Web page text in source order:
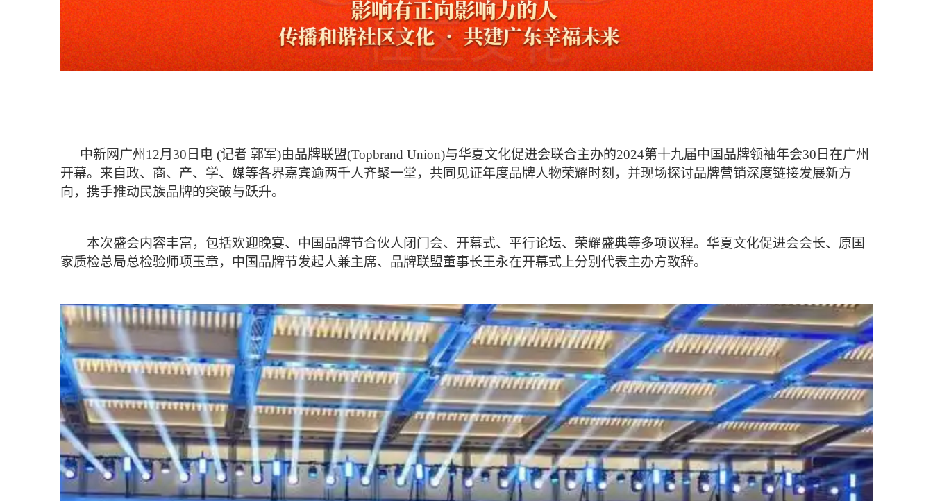
中新网广州12月30日电 (记者 郭军)由品牌联盟(Topbrand Union)与华夏文化促进会联合主办的2024第十九届中国品牌领袖年会30日在广州
开幕。来自政、商、产、学、媒等各界嘉宾逾两千人齐聚一堂，共同见证年度品牌人物荣耀时刻，并现场探讨品牌营销深度链接发展新方
向，携手推动民族品牌的突破与跃升。
本次盛会内容丰富，包括欢迎晚宴、中国品牌节合伙人闭门会、开幕式、平行论坛、荣耀盛典等多项议程。华夏文化促进会会长、原国
家质检总局总检验师项玉章，中国品牌节发起人兼主席、品牌联盟董事长王永在开幕式上分别代表主办方致辞。